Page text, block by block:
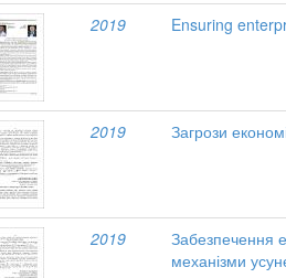
2019 Ensuring
2019 Загрози
2019
Забезпечення
механізми